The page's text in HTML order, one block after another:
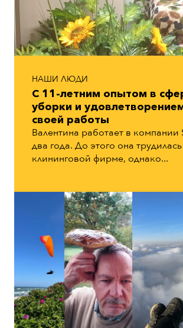
НАШИ ЛЮДИ
С 11-летним опытом в
уборки и
своей работы
Валентина работает в компании
два года. До этого она
клининговой фирме, однако...